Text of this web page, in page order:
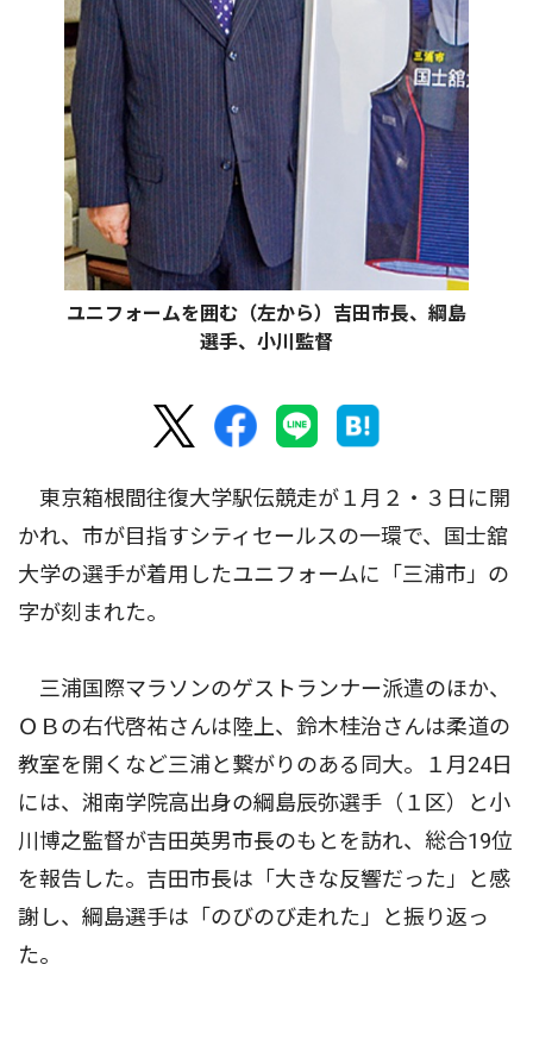
ユニフォームを囲む（左から）吉田市長、綱島
選手、小川監督
東京箱根間往復大学駅伝競走が１月２・３日に開
かれ、市が目指すシティセールスの一環で、国士舘
大学の選手が着用したユニフォームに「三浦市」の
字が刻まれた。
三浦国際マラソンのゲストランナー派遣のほか、
ＯＢの右代啓祐さんは陸上、鈴木桂治さんは柔道の
教室を開くなど三浦と繋がりのある同大。１月24日
には、湘南学院高出身の綱島辰弥選手（１区）と小
川博之監督が吉田英男市長のもとを訪れ、総合19位
を報告した。吉田市長は「大きな反響だった」と感
謝し、綱島選手は「のびのび走れた」と振り返っ
た。